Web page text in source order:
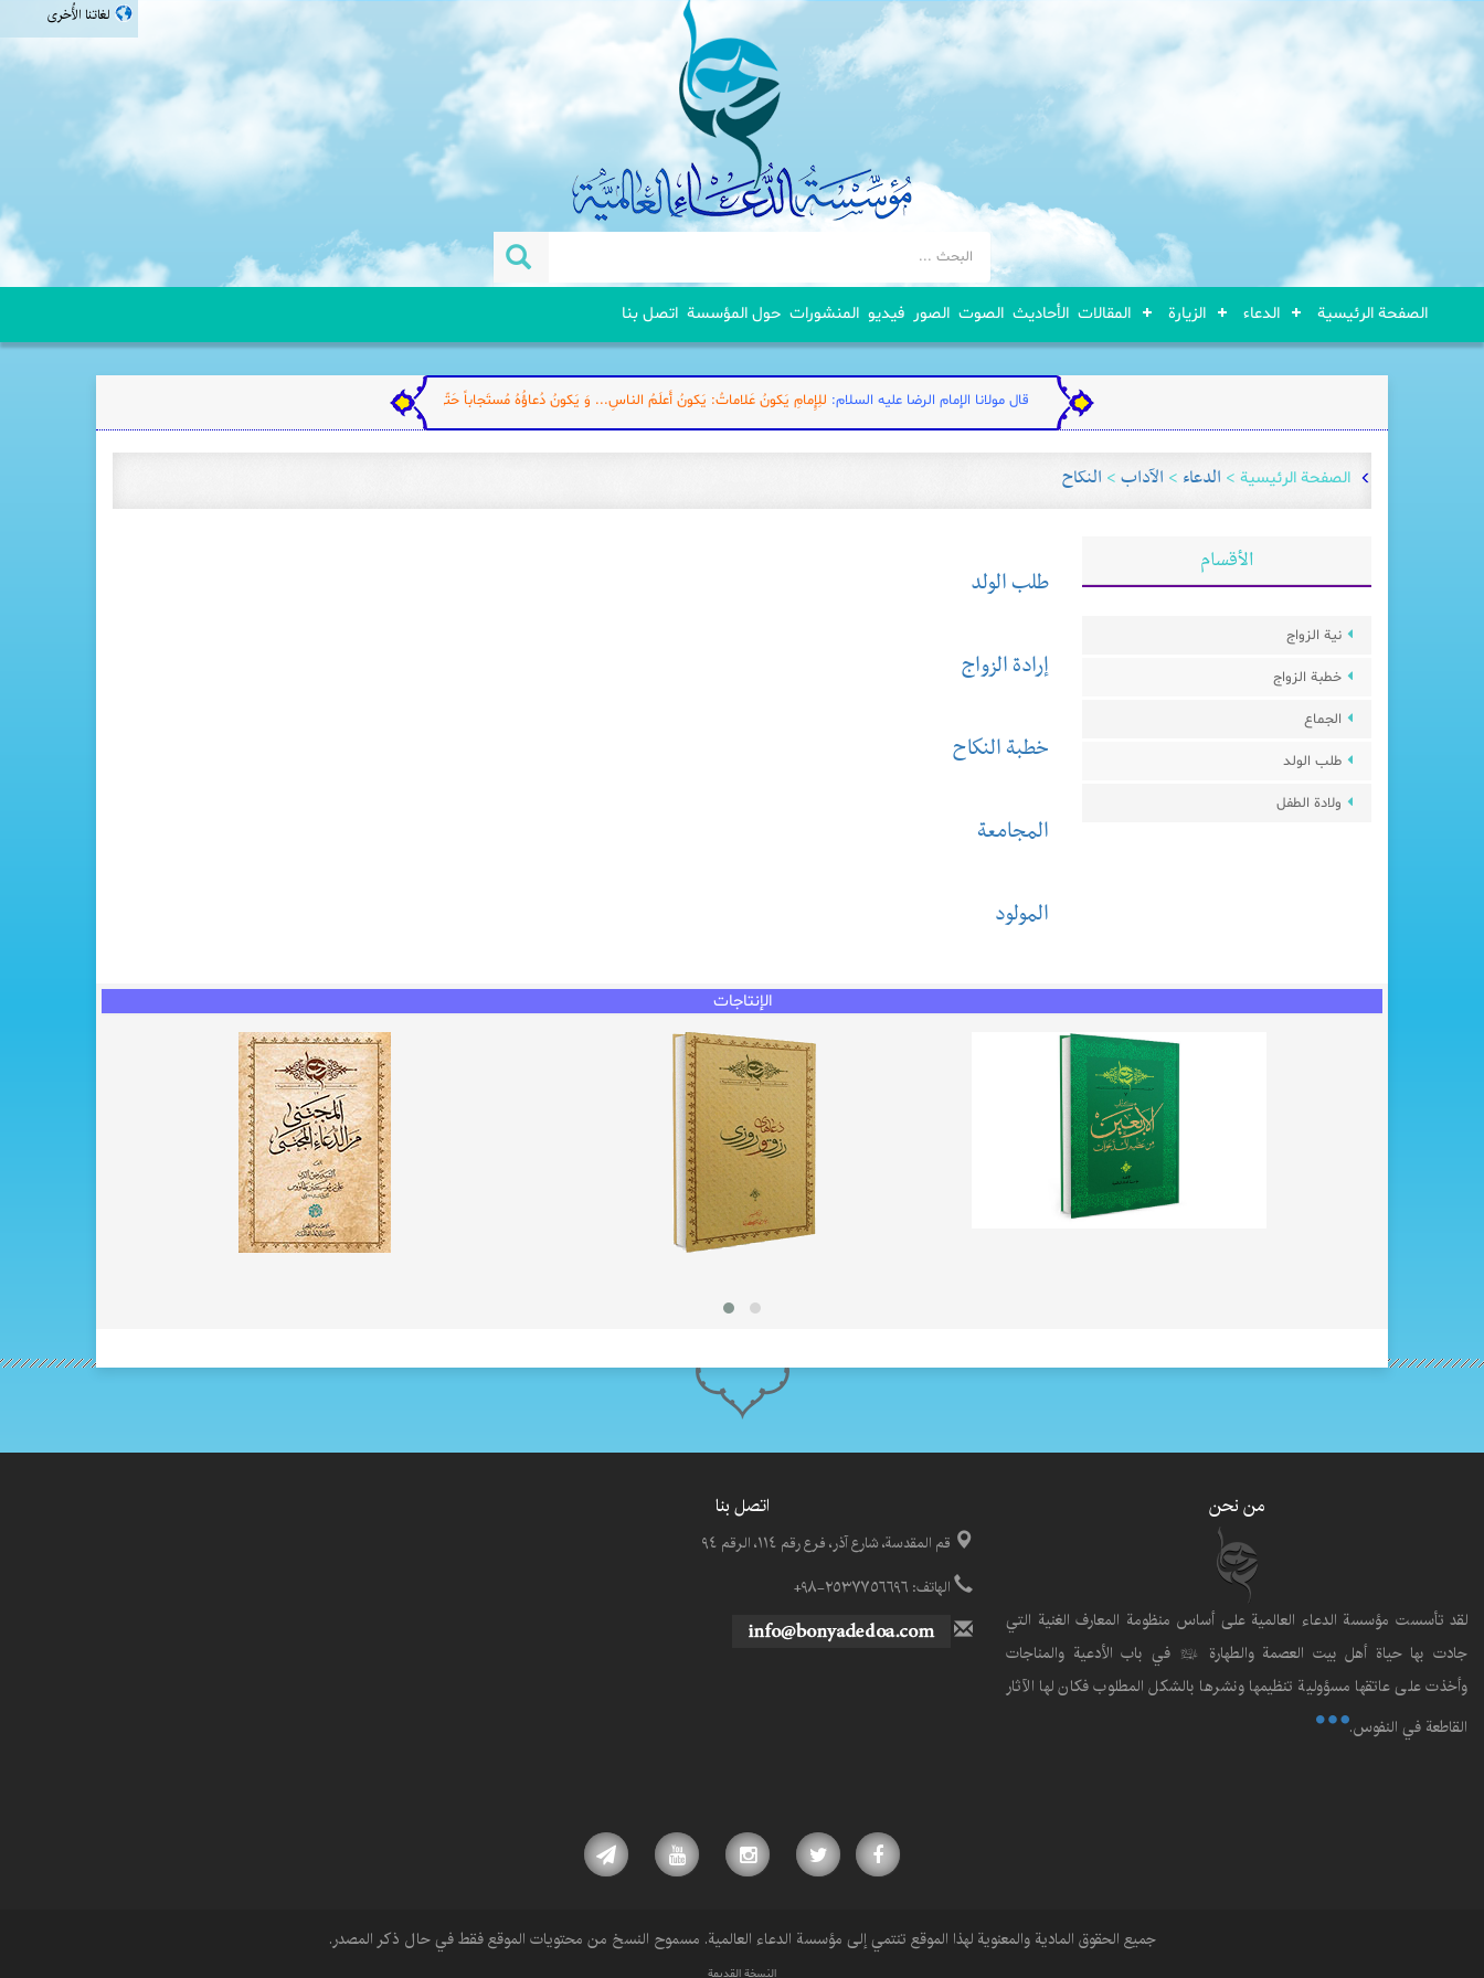
لغاتنا الأُخرى
فارسی
الصفحة الرئيسية الدعاء الزيارة المقالات الأحاديث الصوت الصور فيديو المنشورات حول المؤسسة اتصل بنا
قال مولانا الإمام الرضا علیه السلام: للِإِمامِ يَکونُ عَلاماتٌ: يَکونُ أَعلَمُ الناسِ... وَ يَکونُ دُعاؤُهُ مُستَجاباً حَتّی إِنَّه لَو دَعا عَلی صَخرةٍ لَانشَقَّت بِنِصفَينِ.
الصفحة الرئيسية > الدعاء > الآداب> النکاح
الأقسام
نية الزواج
خطبة الزواج
الجماع
طلب الولد
ولادة الطفل
طلب الولد
إرادة الزواج
خطبة النكاح
المجامعة
المولود
الإنتاجات
من نحن
لقد تأسست مؤسسة الدعاء العالمية على أساس منظومة المعارف الغنية التي
جادت بها حياة أهل بيت العصمة والطهارة
عليهم‌السلام في باب الأدعية والمناجات
وأخذت على عاتقها مسؤولية تنظيمها ونشرها بالشكل المطلوب فكان لها الآثار
القاطعة في النفوس.
اتصل بنا
قم المقدسة، شارع آذر، فرع رقم ١١٤، الرقم ٩٤
الهاتف: ٢٥٣٧٧٥٦٦٩٦-٩٨+
جميع الحقوق المادية والمعنوية لهذا الموقع تنتمي إلى مؤسسة الدعاء العالمية. مسموح النسخ من محتويات الموقع فقط في حال ذكر المصدر.
النسخة القديمة